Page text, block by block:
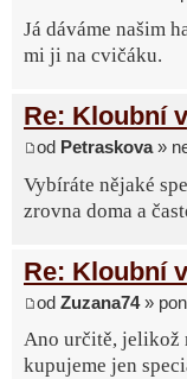
Já dáváme našim
mi ji na cvičáku.
Re: Kloubní
od Petraskova»
Vybíráte nějaké
zrovna doma a
Re: Kloubní
od Zuzana74»
Ano určitě, jelikož
kupujeme jen